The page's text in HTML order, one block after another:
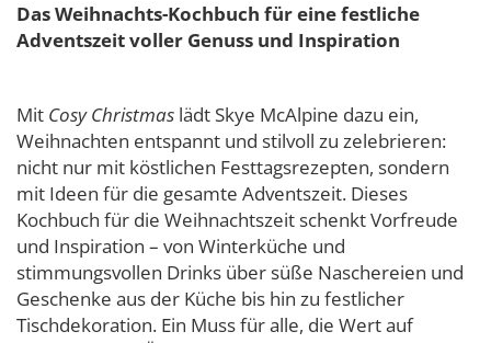
Das Weihnachts-Kochbuch für eine festliche
Adventszeit voller Genuss und Inspiration
Mit Cosy Christmas lädt Skye McAlpine dazu ein,
Weihnachten entspannt und stilvoll zu zelebrieren:
nicht nur mit köstlichen Festtagsrezepten, sondern
mit Ideen für die gesamte Adventszeit. Dieses
Kochbuch für die Weihnachtszeit schenkt Vorfreude
und Inspiration – von Winterküche und
stimmungsvollen Drinks über süße Naschereien und
Geschenke aus der Küche bis hin zu festlicher
Tischdekoration. Ein Muss für alle, die Wert auf